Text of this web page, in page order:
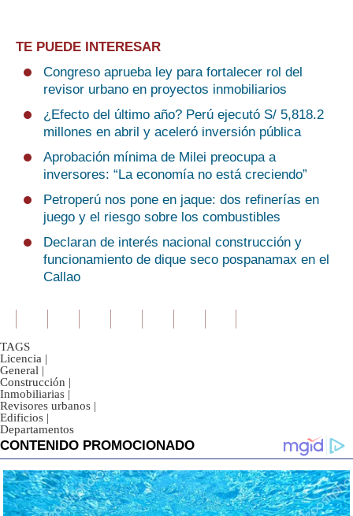
TE PUEDE INTERESAR
Congreso aprueba ley para fortalecer rol del
revisor urbano en proyectos inmobiliarios
¿Efecto del último año? Perú ejecutó S/ 5,818.2
millones en abril y aceleró inversión pública
Aprobación mínima de Milei preocupa a
inversores: “La economía no está creciendo”
Petroperú nos pone en jaque: dos refinerías en
juego y el riesgo sobre los combustibles
Declaran de interés nacional construcción y
funcionamiento de dique seco pospanamax en el
Callao
TAGS
Licencia |
General |
Construcción |
Inmobiliarias |
Revisores urbanos |
Edificios |
Departamentos